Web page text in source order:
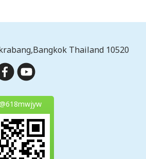
Thailand 10520